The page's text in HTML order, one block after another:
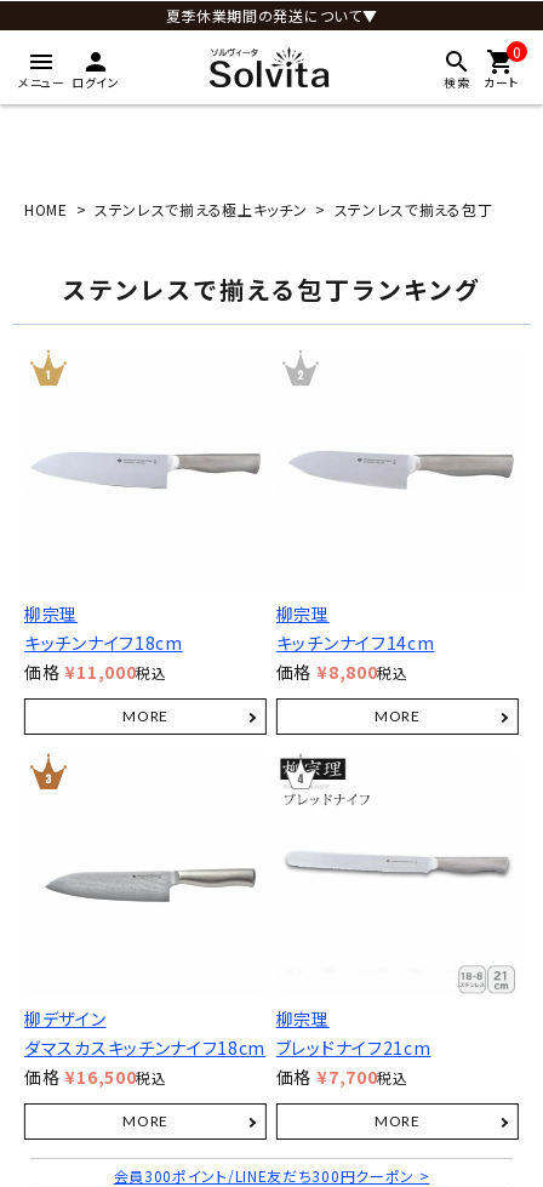
夏季休業期間の発送について▼
menu
メニュー
person
ログイン
search
検索
0
shopping_cart
カート
HOME ステンレスで揃える極上キッチン ステンレスで揃える包丁
ステンレスで揃える包丁ランキング
柳宗理
キッチンナイフ18cm
価格 ¥11,000税込
柳宗理
キッチンナイフ14cm
価格 ¥8,800税込
柳デザイン
ダマスカスキッチンナイフ18cm
価格 ¥16,500税込
柳宗理
ブレッドナイフ21cm
価格 ¥7,700税込
会員300ポイント/LINE友だち300円クーポン >